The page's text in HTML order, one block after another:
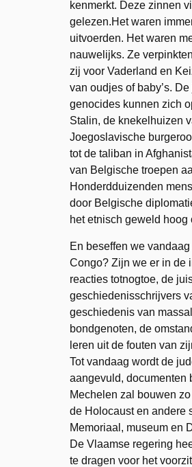
kenmerkt. Deze zinnen
gelezen.Het waren
uitvoerden. Het waren
nauwelijks. Ze
zij voor Vaderland en
van oudjes of baby’s.
genocides kunnen zich
Stalin, de knekelhuizen
Joegoslavische
tot de taliban in
van Belgische troepen
Honderdduizenden
door Belgische
het etnisch geweld hoog
En beseffen we
Congo? Zijn we er in de
reacties totnogtoe, de
geschiedenisschrijvers
geschiedenis van
bondgenoten, de
leren uit de fouten van
Tot vandaag wordt de
aangevuld, documenten
Mechelen zal bouwen
de Holocaust en andere
Memoriaal, museum en
De Vlaamse regering
te dragen voor het